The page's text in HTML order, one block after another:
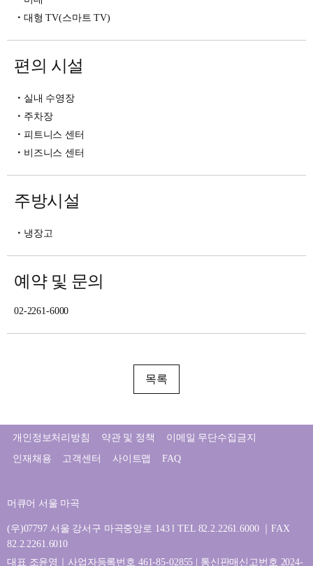
대형 TV(스마트 TV)
편의 시설
실내 수영장
주차장
피트니스 센터
비즈니스 센터
주방시설
냉장고
예약 및 문의
02-2261-6000
목록
개인정보처리방침 약관 및 정책
이메일 무단수집금지
인재채용
고객센터 사이트맵 FAQ
머큐어 서울 마곡
(우)07797 서울 강서구 마곡중앙로 143 l TEL 82.2.2261.6000 ｜FAX
82.2.2261.6010
대표 조윤영｜사업자등록번호 461-85-02855 | 통신판매신고번호 2024-